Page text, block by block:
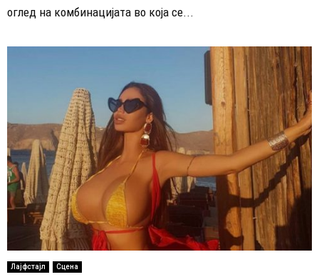
оглед на комбинацијата во која се...
Лајфстајл Сцена